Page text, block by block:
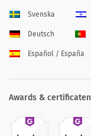
Svenska
Deutsch
Español / España
Awards & certificaten